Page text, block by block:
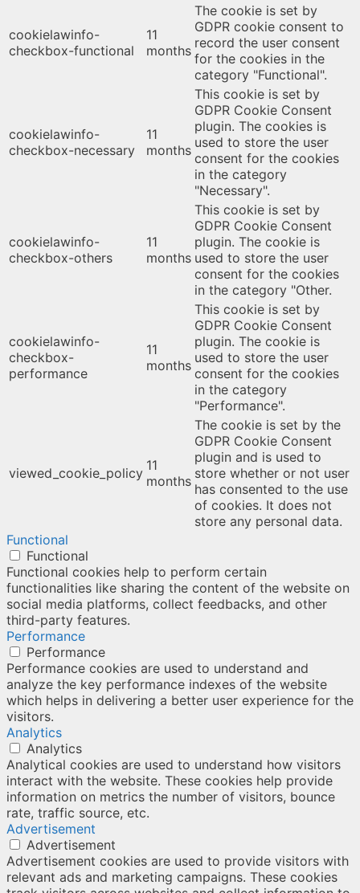
cookielawinfo-
checkbox-functional
11
months
The cookie is set by
GDPR cookie consent to
record the user consent
for the cookies in the
category "Functional".
cookielawinfo-
checkbox-necessary
11
months
This cookie is set by
GDPR Cookie Consent
plugin. The cookies is
used to store the user
consent for the cookies
in the category
"Necessary".
cookielawinfo-
checkbox-others
11
months
This cookie is set by
GDPR Cookie Consent
plugin. The cookie is
used to store the user
consent for the cookies
in the category "Other.
cookielawinfo-
checkbox-
performance
11
months
This cookie is set by
GDPR Cookie Consent
plugin. The cookie is
used to store the user
consent for the cookies
in the category
"Performance".
viewed_cookie_policy 11
months
The cookie is set by the
GDPR Cookie Consent
plugin and is used to
store whether or not user
has consented to the use
of cookies. It does not
store any personal data.
Functional
Functional
Functional cookies help to perform certain
functionalities like sharing the content of the website on
social media platforms, collect feedbacks, and other
third-party features.
Performance
Performance
Performance cookies are used to understand and
analyze the key performance indexes of the website
which helps in delivering a better user experience for the
visitors.
Analytics
Analytics
Analytical cookies are used to understand how visitors
interact with the website. These cookies help provide
information on metrics the number of visitors, bounce
rate, traffic source, etc.
Advertisement
Advertisement
Advertisement cookies are used to provide visitors with
relevant ads and marketing campaigns. These cookies